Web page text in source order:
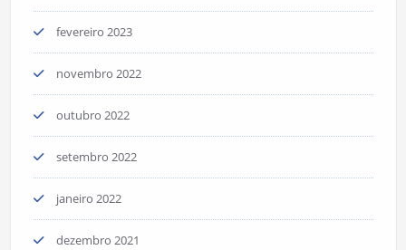
fevereiro 2023
novembro 2022
outubro 2022
setembro 2022
janeiro 2022
dezembro 2021